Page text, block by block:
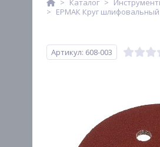
Каталог
ЕРМАК Круг шлифовальный
Артикул: 608-003